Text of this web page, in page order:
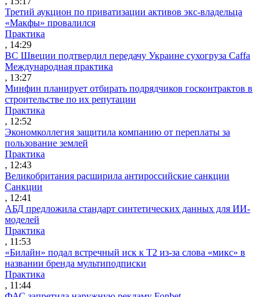
Третий аукцион по приватизации активов экс-владельца
«Макфы» провалился
Практика
, 14:29
ВС Швеции подтвердил передачу Украине сухогруза Caffa
Международная практика
, 13:27
Минфин планирует отбирать подрядчиков госконтрактов в
строительстве по их репутации
Практика
, 12:52
Экономколлегия защитила компанию от переплаты за
пользование землей
Практика
, 12:43
Великобритания расширила антироссийские санкции
Санкции
, 12:41
АБД предложила стандарт синтетических данных для ИИ-
моделей
Практика
, 11:53
«Билайн» подал встречный иск к Т2 из-за слова «микс» в
названии бренда мультиподписки
Практика
, 11:44